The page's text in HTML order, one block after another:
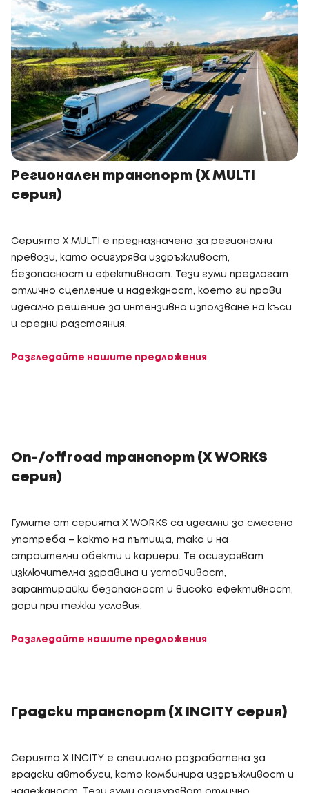
Регионален транспорт (X MULTI
серия)
Серията X MULTI е предназначена за регионални
превози, като осигурява издръжливост,
безопасност и ефективност. Тези гуми предлагат
отлично сцепление и надеждност, което ги прави
идеално решение за интензивно използване на къси
и средни разстояния.
Разгледайте нашите предложения
On-/offroad транспорт (X WORKS
серия)
Гумите от серията X WORKS са идеални за смесена
употреба – както на пътища, така и на
строителни обекти и кариери. Те осигуряват
изключителна здравина и устойчивост,
гарантирайки безопасност и висока ефективност,
дори при тежки условия.
Разгледайте нашите предложения
Градски транспорт (X INCITY серия)
Серията X INCITY е специално разработена за
градски автобуси, като комбинира издръжливост и